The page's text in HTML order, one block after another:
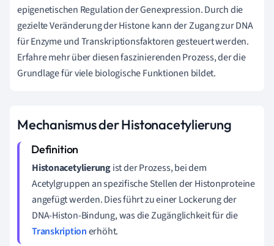
epigenetischen Regulation der Genexpression. Durch die
gezielte Veränderung der Histone kann der Zugang zur DNA
für Enzyme und Transkriptionsfaktoren gesteuert werden.
Erfahre mehr über diesen faszinierenden Prozess, der die
Grundlage für viele biologische Funktionen bildet.
Mechanismus der Histonacetylierung
Histonacetylierungist der Prozess, bei dem
Acetylgruppen an spezifische Stellen der Histonproteine
angefügt werden. Dies führt zu einer Lockerung der
DNA-Histon-Bindung, was die Zugänglichkeit für die
Transkriptionerhöht.